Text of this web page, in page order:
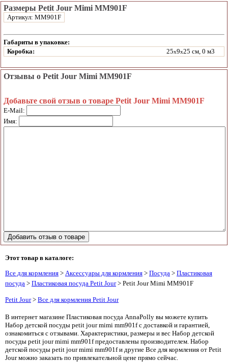
Размеры Petit Jour Mimi MM901F
Артикул: MM901F
Габариты в упаковке:
Коробка:
25x9x25 см, 0 м3
Отзывы о Petit Jour Mimi MM901F
Добавьте свой отзыв о товаре Petit Jour Mimi MM901F
E-Mail:
Имя:
Этот товар в каталоге:
Все для кормления > Аксессуары для кормления > Посуда > Пластиковая
посуда > Пластиковая посуда Petit Jour> Petit Jour Mimi MM901F
Petit Jour> Все для кормления Petit Jour
В интернет магазине Пластиковая посуда AnnaPolly вы можете купить
Набор детской посуды petit jour mimi mm901f с доставкой и гарантией,
ознакомиться с отзывами. Характеристики, размеры и вес Набор детской
посуды petit jour mimi mm901f предоставлены производителем. Набор
детской посуды petit jour mimi mm901f и другие Все для кормления от Petit
Jour можно заказать по привлекательной цене прямо сейчас.